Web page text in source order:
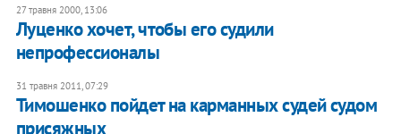
27 травня 2000, 13:06
Луценко хочет, чтобы его судили
непрофессионалы
31 травня 2011, 07:29
Тимошенко пойдет на карманных судей судом
присяжных